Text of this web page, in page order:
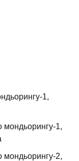
1,
1,
2,